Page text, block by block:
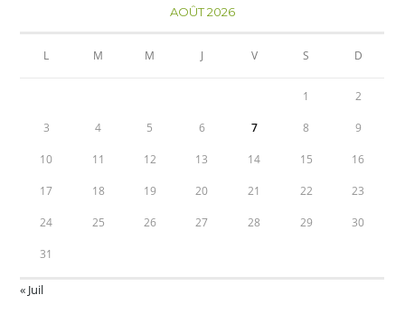
AOÛT 2026
L M M J V S D
1 2
3 4 5 6 7 8 9
10 11 12 13 14 15 16
17 18 19 20 21 22 23
24 25 26 27 28 29 30
31
« Juil